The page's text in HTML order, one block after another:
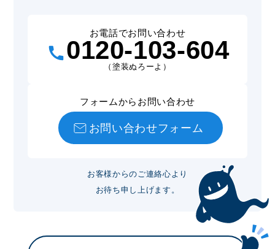
お電話でお問い合わせ
0120-103-604
（塗装ぬろーよ）
フォームからお問い合わせ
お問い合わせフォーム
お客様からのご連絡心より
お待ち申し上げます。